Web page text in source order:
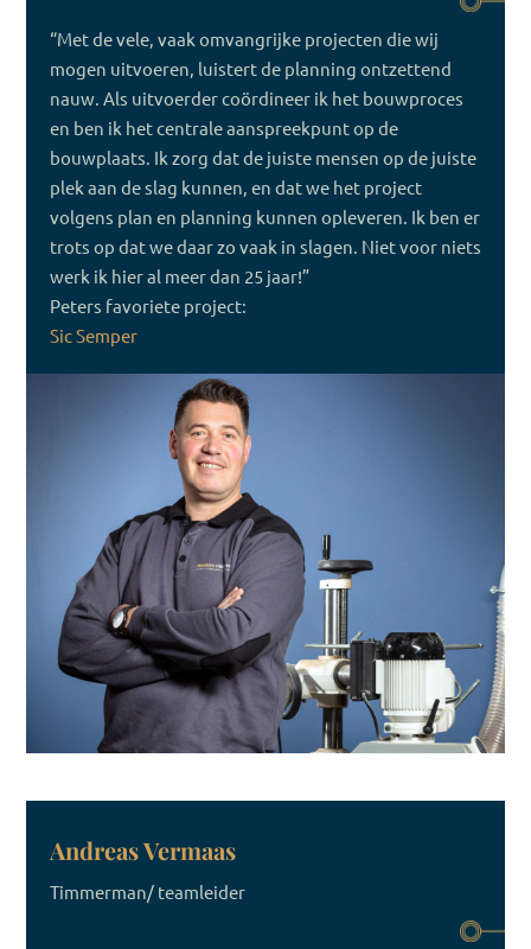
“Met de vele, vaak omvangrijke projecten die wij
mogen uitvoeren, luistert de planning ontzettend
nauw. Als uitvoerder coördineer ik het bouwproces
en ben ik het centrale aanspreekpunt op de
bouwplaats. Ik zorg dat de juiste mensen op de juiste
plek aan de slag kunnen, en dat we het project
volgens plan en planning kunnen opleveren. Ik ben er
trots op dat we daar zo vaak in slagen. Niet voor niets
werk ik hier al meer dan 25 jaar!”
Peters favoriete project:
Sic Semper
Andreas Vermaas
Timmerman/ teamleider